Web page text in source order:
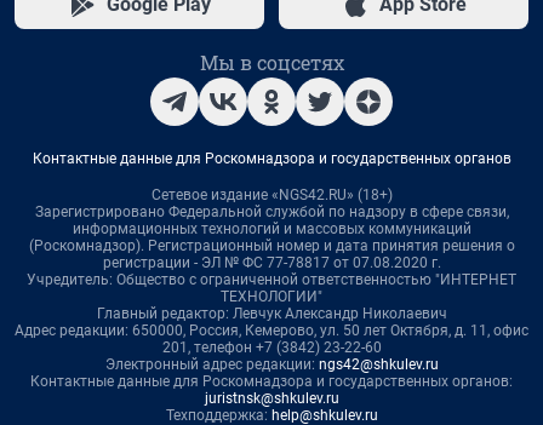
Мы в соцсетях
Контактные данные для Роскомнадзора и государственных органов
Сетевое издание «NGS42.RU» (18+)
Зарегистрировано Федеральной службой по надзору в сфере связи,
информационных технологий и массовых коммуникаций
(Роскомнадзор). Регистрационный номер и дата принятия решения о
регистрации - ЭЛ № ФС 77-78817 от 07.08.2020 г.
Учредитель: Общество с ограниченной ответственностью "ИНТЕРНЕТ
ТЕХНОЛОГИИ"
Главный редактор: Левчук Александр Николаевич
Адрес редакции: 650000, Россия, Кемерово, ул. 50 лет Октября, д. 11, офис
201, телефон +7 (3842) 23-22-60
Электронный адрес редакции: ngs42@shkulev.ru
Контактные данные для Роскомнадзора и государственных органов:
juristnsk@shkulev.ru
Техподдержка: help@shkulev.ru